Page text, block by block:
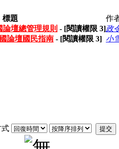
標題
作
論壇總管理規則 - [閱讀權限 3]政
論壇國民指南 - [閱讀權限 3] 小
式 提交